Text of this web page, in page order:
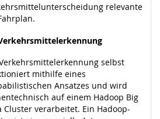
relevante
selbst
mithilfe eines
Ansatzes und wird
auf einem Hadoop Big
Cluster verarbeitet. Ein Hadoop-